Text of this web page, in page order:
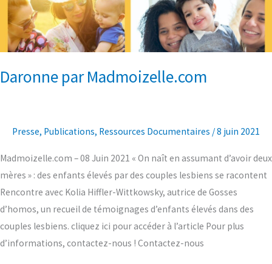
Daronne par Madmoizelle.com
Presse, Publications, Ressources Documentaires /8 juin 2021
Madmoizelle.com – 08 Juin 2021 « On naît en assumant d’avoir deux
mères » : des enfants élevés par des couples lesbiens se racontent
Rencontre avec Kolia Hiffler-Wittkowsky, autrice de Gosses
d’homos, un recueil de témoignages d’enfants élevés dans des
couples lesbiens. cliquez ici pour accéder à l’article Pour plus
d’informations, contactez-nous ! Contactez-nous